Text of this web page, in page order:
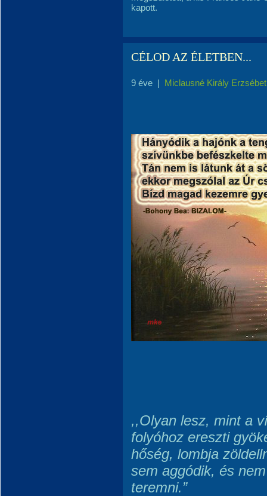
kapott.
CÉLOD AZ ÉLETBEN...
9 éve | Miclausné Király Erzsébet
,,Olyan lesz, mint a
folyóhoz ereszti
hőség, lombja
sem aggódik, és
teremni.”